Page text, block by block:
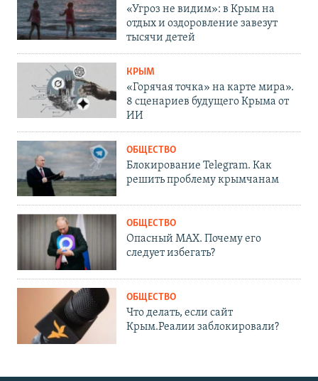
«Угроз не видим»: в Крым на
отдых и оздоровление завезут
тысячи детей
КРЫМ
«Горячая точка» на карте мира».
8 сценариев будущего Крыма от
ИИ
ОБЩЕСТВО
Блокирование Telegram. Как
решить проблему крымчанам
ОБЩЕСТВО
Опасный MAX. Почему его
следует избегать?
ОБЩЕСТВО
Что делать, если сайт
Крым.Реалии заблокировали?